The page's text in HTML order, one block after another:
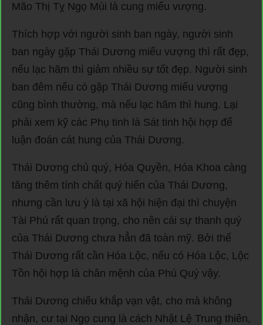
Mão Thị Tỵ Ngọ Mùi là cung miếu vượng.
Thích hợp với người sinh ban ngày, người sinh
ban ngày gặp Thái Dương miếu vượng thì rất đẹp,
nếu lạc hãm thì giảm nhiều sự tốt đẹp. Người sinh
ban đêm nếu có gặp Thái Dương miếu vượng
cũng bình thường, mà nếu lạc hãm thì hung. Lại
phải xem kỹ các Phụ tinh là Sát tinh hội hợp để
luận đoán cát hung của Thái Dương.
Thái Dương chủ quý, Hóa Quyền, Hóa Khoa càng
tăng thêm tính chất quý hiển của Thái Dương,
nhưng cần lưu ý là tại xã hội hiện đại thì chuyện
Tài Phú rất quan trọng, cho nên cái sự thanh quý
của Thái Dương chưa hẳn đã toàn mỹ. Bởi thế
Thái Dương rất cần Hóa Lộc, nếu có Hóa Lộc, Lộc
Tồn hội hợp là chân mệnh của Phú Quý vậy.
Thái Dương chiếu khắp vạn vật, cho mà không
nhận, cư tại Ngọ cung là cách Nhật Lệ Trung thiên,